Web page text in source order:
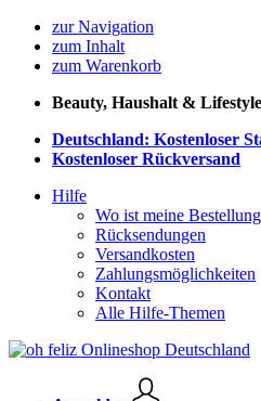
zur Navigation
zum Inhalt
zum Warenkorb
Beauty, Haushalt & Lifestyle
Deutschland: Kostenloser
Kostenloser Rückversand
Hilfe
Wo ist meine
Rücksendungen
Versandkosten
Zahlungsmöglichkeiten
Kontakt
Alle Hilfe-Themen